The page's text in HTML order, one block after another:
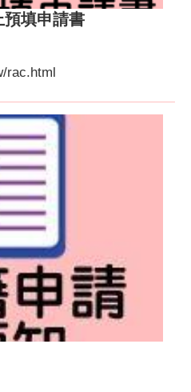
預填申請書
rac.html